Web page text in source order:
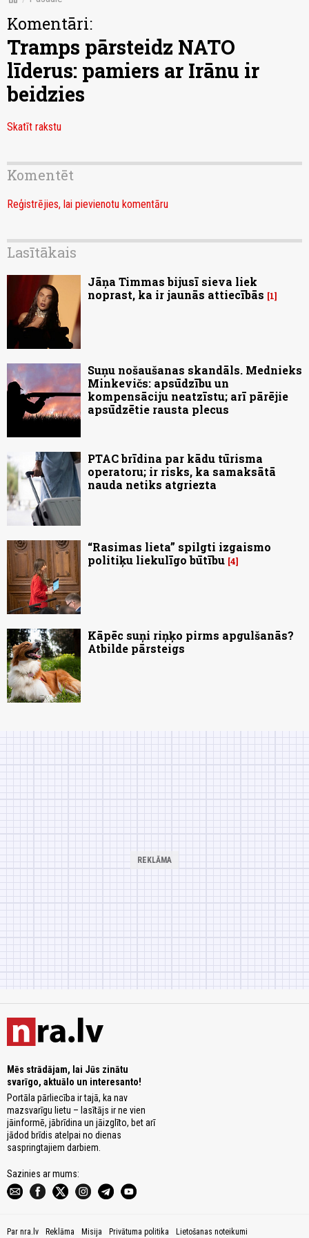
Komentāri:
Tramps pārsteidz NATO
līderus: pamiers ar Irānu ir
beidzies
Skatīt rakstu
Komentēt
Reģistrējies, lai pievienotu komentāru
Lasītākais
Jāņa Timmas bijusī sieva liek
noprast, ka ir jaunās attiecībās
1
Suņu nošaušanas skandāls. Mednieks
Minkevičs: apsūdzību un
kompensāciju neatzīstu; arī pārējie
apsūdzētie rausta plecus
PTAC brīdina par kādu tūrisma
operatoru; ir risks, ka samaksātā
nauda netiks atgriezta
“Rasimas lieta” spilgti izgaismo
politiķu liekulīgo būtību 4
Kāpēc suņi riņķo pirms apgulšanās?
Atbilde pārsteigs
Mēs strādājam, lai Jūs zinātu
svarīgo, aktuālo un interesanto!
Portāla pārliecība ir tajā, ka nav
mazsvarīgu lietu – lasītājs ir ne vien
jāinformē, jābrīdina un jāizglīto, bet arī
jādod brīdis atelpai no dienas
saspringtajiem darbiem.
Sazinies ar mums:
Par nra.lv Reklāma Misija Privātuma politika Lietošanas noteikumi